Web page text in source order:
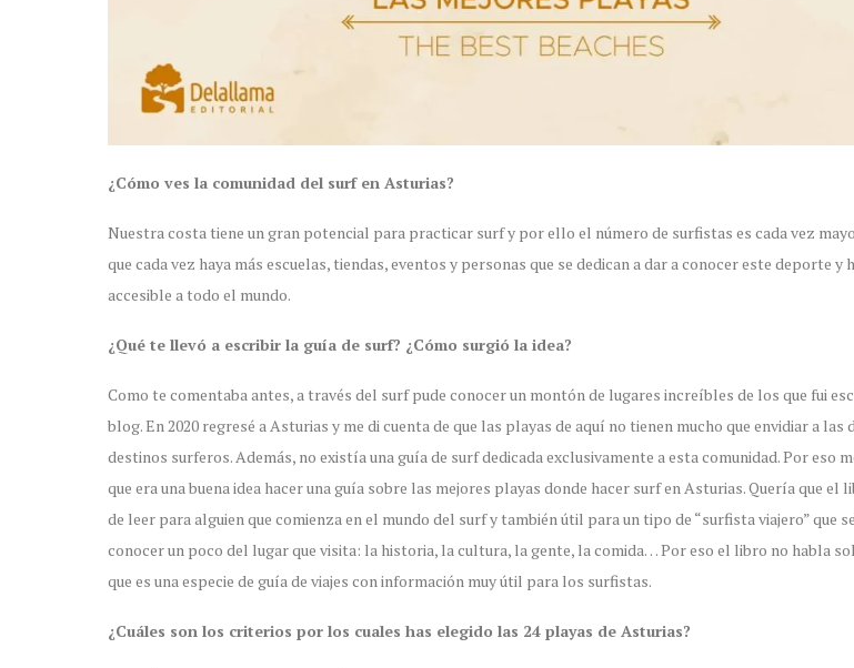
¿Cómo ves la comunidad del surf en Asturias?
Nuestra costa tiene un gran potencial para practicar surf y por ello el número de surfistas es cada vez
que cada vez haya más escuelas, tiendas, eventos y personas que se dedican a dar a conocer este deporte y
accesible a todo el mundo.
¿Qué te llevó a escribir la guía de surf? ¿Cómo surgió la idea?
Como te comentaba antes, a través del surf pude conocer un montón de lugares increíbles de los que fui
blog. En 2020 regresé a Asturias y me di cuenta de que las playas de aquí no tienen mucho que envidiar a las
destinos surferos. Además, no existía una guía de surf dedicada exclusivamente a esta comunidad. Por eso
que era una buena idea hacer una guía sobre las mejores playas donde hacer surf en Asturias. Quería que el
de leer para alguien que comienza en el mundo del surf y también útil para un tipo de “surfista viajero” que
conocer un poco del lugar que visita: la historia, la cultura, la gente, la comida… Por eso el libro no habla
que es una especie de guía de viajes con información muy útil para los surfistas.
¿Cuáles son los criterios por los cuales has elegido las 24 playas de Asturias?